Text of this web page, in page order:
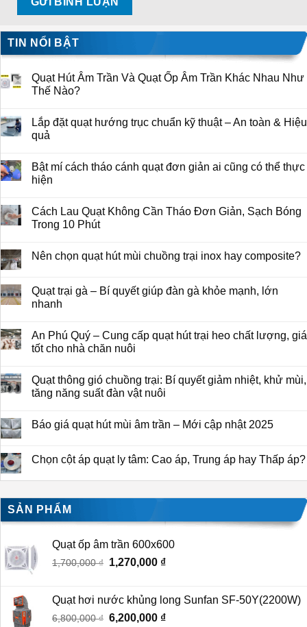
TIN NỔI BẬT
Quạt Hút Âm Trần Và Quạt Ốp Âm Trần Khác Nhau Như
Thế Nào?
Lắp đặt quạt hướng trục chuẩn kỹ thuật – An toàn & Hiệu
quả
Bật mí cách tháo cánh quạt đơn giản ai cũng có thể thực
hiện
Cách Lau Quạt Không Cần Tháo Đơn Giản, Sạch Bóng
Trong 10 Phút
Nên chọn quạt hút mùi chuồng trại inox hay composite?
Quạt trại gà – Bí quyết giúp đàn gà khỏe mạnh, lớn
nhanh
An Phú Quý – Cung cấp quạt hút trại heo chất lượng, giá
tốt cho nhà chăn nuôi
Quạt thông gió chuồng trại: Bí quyết giảm nhiệt, khử mùi,
tăng năng suất đàn vật nuôi
Báo giá quạt hút mùi âm trần – Mới cập nhật 2025
Chọn cột áp quạt ly tâm: Cao áp, Trung áp hay Thấp áp?
SẢN PHẨM
Quạt ốp âm trần 600x600
1,700,000₫ Giá
1,700,000 ₫.
1,270,000 ₫
là:
Quạt hơi nước khủng long Sunfan SF-50Y(2200W)
6,800,000₫ Giá
6,200,000 ₫